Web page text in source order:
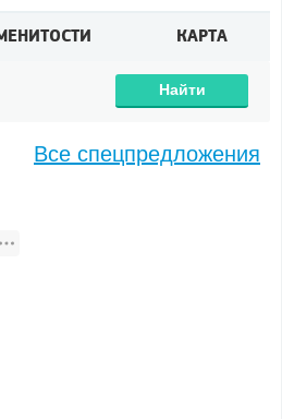
КАРТА
Найти
Все спецпредложения